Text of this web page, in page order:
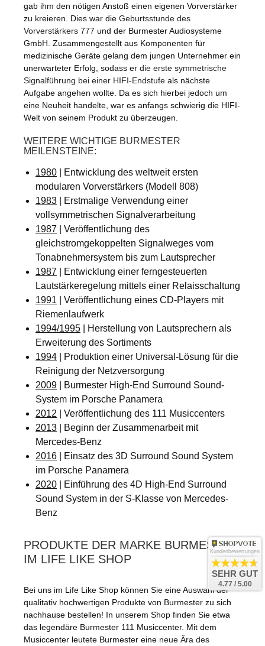
gab ihm den nötigen Anstoß einen eigenen Vorverstärker
zu kreieren. Dies war die Geburtsstunde des
Vorverstärkers 777 und der Burmester Audiosysteme
GmbH. Zusammengestellt aus Komponenten für
medizinische Geräte gelang dem jungen Unternehmer ein
unerwarteter Erfolg, sodass er die erste symmetrische
Signalführung bei einer HIFI-Endstufe als nächste
Aufgabe angehen wollte. Da es sich hierbei jedoch um
eine Neuheit handelte, war es anfangs schwierig die HIFI-
Welt von seinem Produkt zu überzeugen.
WEITERE WICHTIGE BURMESTER
MEILENSTEINE:
1980 | Entwicklung des weltweit ersten
modularen Vorverstärkers (Modell 808)
1983 | Erstmalige Verwendung einer
vollsymmetrischen Signalverarbeitung
1987 | Veröffentlichung des
gleichstromgekoppelten Signalweges vom
Tonabnehmersystem bis zum Lautsprecher
1987 | Entwicklung einer ferngesteuerten
Lautstärkeregelung mittels einer Relaisschaltung
1991 | Veröffentlichung eines CD-Players mit
Riemenlaufwerk
1994/1995 | Herstellung von Lautsprechern als
Erweiterung des Sortiments
1994 | Produktion einer Universal-Lösung für die
Reinigung der Netzversorgung
2009 | Burmester High-End Surround Sound-
System im Porsche Panamera
2012 | Veröffentlichung des 111 Musiccenters
2013 | Beginn der Zusammenarbeit mit
Mercedes-Benz
2016 | Einsatz des 3D Surround Sound System
im Porsche Panamera
2020 | Einführung des 4D High-End Surround
Sound System in der S-Klasse von Mercedes-
Benz
PRODUKTE DER MARKE BURMESTER
IM LIFE LIKE SHOP
Bei uns im Life Like Shop können Sie eine Auswahl der
qualitativ hochwertigen Produkte von Burmester zu sich
nachhause bestellen! In unserem Shop finden Sie etwa
das legendäre Burmester 111 Musiccenter. Mit dem
Musiccenter leutete Burmester eine neue Ära des
Kundenbewertungen
SEHR GUT
4.77 / 5.00